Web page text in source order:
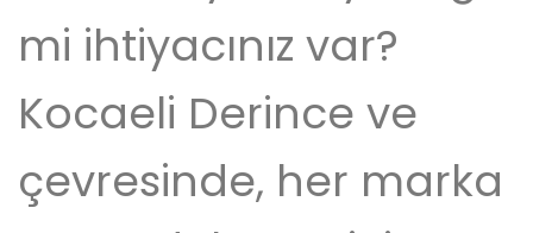
mi ihtiyacınız var?
Kocaeli Derince ve
çevresinde, her marka